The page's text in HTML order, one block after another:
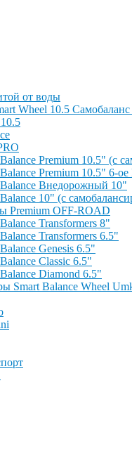
от воды
Wheel 10.5
Premium 10.5" (с
Premium 10.5" 6-
Внедорожный 10"
10" (с
Premium OFF-ROAD
Transformers 8"
Transformers 6.5"
Genesis 6.5"
Classic 6.5"
Diamond 6.5"
Smart Balance Wheel